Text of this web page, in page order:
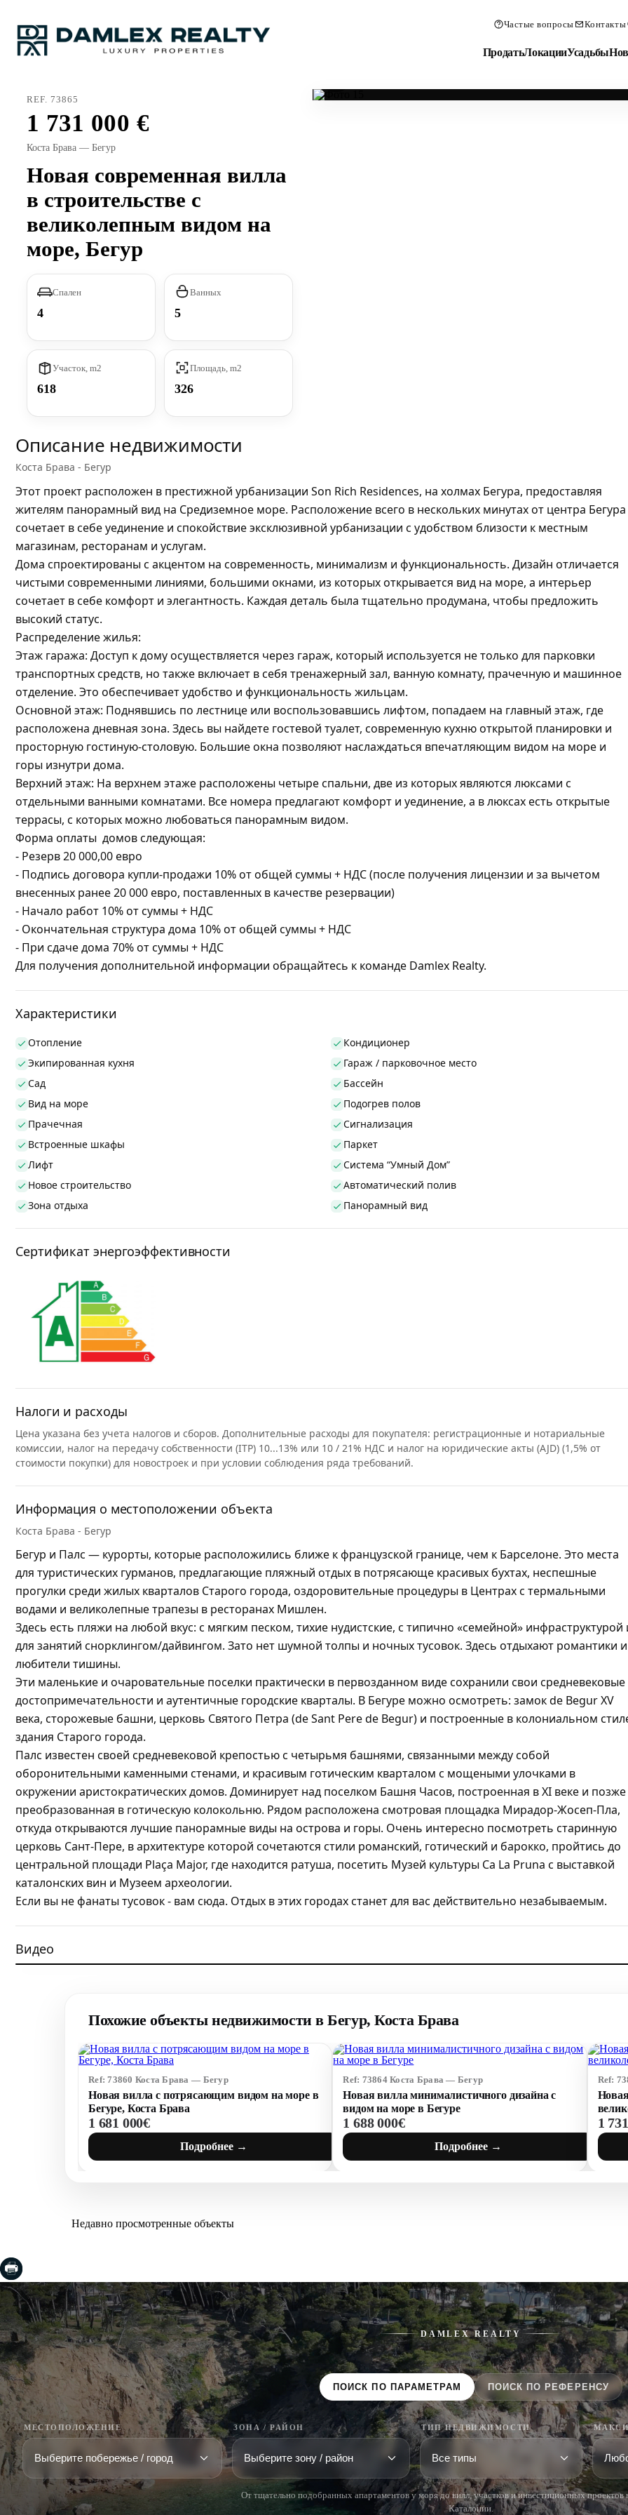
Частые вопросы Контакты
ПродатьЛокацииУсадьбы
REF. 73865
1 731 000
Коста Брава — Бегур
Новая современная вилла
в строительстве с
великолепным видом на
море, Бегур
Спален
4
Ванных
5
Участок, m2
618
Площадь, m2
326
Описание недвижимости
Коста Брава - Бегур
Этот проект расположен в престижной урбанизации Son Rich Residences, на холмах Бегура, предоставляя
жителям панорамный вид на Средиземное море. Расположение всего в нескольких минутах от центра Бегура
сочетает в себе уединение и спокойствие эксклюзивной урбанизации с удобством близости к местным
магазинам, ресторанам и услугам.
Дома спроектированы с акцентом на современность, минимализм и функциональность. Дизайн отличается
чистыми современными линиями, большими окнами, из которых открывается вид на море, а интерьер
сочетает в себе комфорт и элегантность. Каждая деталь была тщательно продумана, чтобы предложить
высокий статус.
Распределение жилья:
Этаж гаража: Доступ к дому осуществляется через гараж, который используется не только для парковки
транспортных средств, но также включает в себя тренажерный зал, ванную комнату, прачечную и машинное
отделение. Это обеспечивает удобство и функциональность жильцам.
Основной этаж: Поднявшись по лестнице или воспользовавшись лифтом, попадаем на главный этаж, где
расположена дневная зона. Здесь вы найдете гостевой туалет, современную кухню открытой планировки и
просторную гостиную-столовую. Большие окна позволяют наслаждаться впечатляющим видом на море и
горы изнутри дома.
Верхний этаж: На верхнем этаже расположены четыре спальни, две из которых являются люксами с
отдельными ванными комнатами. Все номера предлагают комфорт и уединение, а в люксах есть открытые
террасы, с которых можно любоваться панорамным видом.
Форма оплаты домов следующая:
- Резерв 20 000,00 евро
- Подпись договора купли-продажи 10% от общей суммы + НДС (после получения лицензии и за вычетом
внесенных ранее 20 000 евро, поставленных в качестве резервации)
- Начало работ 10% от суммы + НДС
- Окончательная структура дома 10% от общей суммы + НДС
- При сдаче дома 70% от суммы + НДС
Для получения дополнительной информации обращайтесь к команде Damlex Realty.
Характеристики
Отопление
Кондиционер
Экипированная кухня
Гараж / парковочное место
Сад
Бассейн
Вид на море
Подогрев полов
Прачечная
Сигнализация
Встроенные шкафы
Паркет
Лифт
Система “Умный Дом”
Новое строительство
Автоматический полив
Зона отдыха
Панорамный вид
Сертификат энергоэффективности
Налоги и расходы
Цена указана без учета налогов и сборов. Дополнительные расходы для покупателя: регистрационные и нотариальные
комиссии, налог на передачу собственности (ITP) 10...13% или 10 / 21% НДС и налог на юридические акты (AJD) (1,5% от
стоимости покупки) для новостроек и при условии соблюдения ряда требований.
Информация о местоположении объекта
Коста Брава - Бегур
Бегур и Палс — курорты, которые расположились ближе к французской границе, чем к Барселоне. Это места
для туристических гурманов, предлагающие пляжный отдых в потрясающе красивых бухтах, неспешные
прогулки среди жилых кварталов Старого города, оздоровительные процедуры в Центрах с термальными
водами и великолепные трапезы в ресторанах Мишлен.
Здесь есть пляжи на любой вкус: с мягким песком, тихие нудистские, с типично «семейной» инфраструктурой
для занятий снорклингом/дайвингом. Зато нет шумной толпы и ночных тусовок. Здесь отдыхают романтики и
любители тишины.
Эти маленькие и очаровательные поселки практически в первозданном виде сохранили свои средневековые
достопримечательности и аутентичные городские кварталы. В Бегуре можно осмотреть: замок de Begur XV
века, сторожевые башни, церковь Святого Петра (de Sant Pere de Begur) и построенные в колониальном
здания Старого города.
Палс известен своей средневековой крепостью с четырьмя башнями, связанными между собой
оборонительными каменными стенами, и красивым готическим кварталом с мощеными улочками в
окружении аристократических домов. Доминирует над поселком Башня Часов, построенная в XI веке и позже
преобразованная в готическую колокольню. Рядом расположена смотровая площадка Мирадор-Жосеп-Пла,
откуда открываются лучшие панорамные виды на острова и горы. Очень интересно посмотреть старинную
церковь Сант-Пере, в архитектуре которой сочетаются стили романский, готический и барокко, пройтись до
центральной площади Plaça Major, где находится ратуша, посетить Музей культуры Ca La Pruna с выставкой
каталонских вин и Музеем археологии.
Если вы не фанаты тусовок - вам сюда. Отдых в этих городах станет для вас действительно незабываемым.
Видео
Смотреть видео
Похожие объекты недвижимости в Бегур, Коста Брава
Ref: 73860 Коста Брава — Бегур
Новая вилла с потрясающим видом на море в
Бегуре, Коста Брава
1 681 000€
Подробнее →
Ref: 73864 Коста Брава — Бегур
Новая вилла минималистичного дизайна с
видом на море в Бегуре
1 688 000€
Подробнее →
Ref:
1
Недавно просмотренные объекты
DAMLEX REALTY
ПОИСК ПО ПАРАМЕТРАМ ПОИСК ПО РЕФЕРЕНСУ
МЕСТОПОЛОЖЕНИЕ ЗОНА / РАЙОН ТИП НЕДВИЖИМОСТИ
От тщательно подобранных апартаментов у моря до вилл, участков и инвестиционных проектов
Каталонии.